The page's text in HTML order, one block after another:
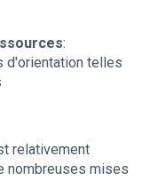
:
d'orientation telles
relativement
nombreuses mises